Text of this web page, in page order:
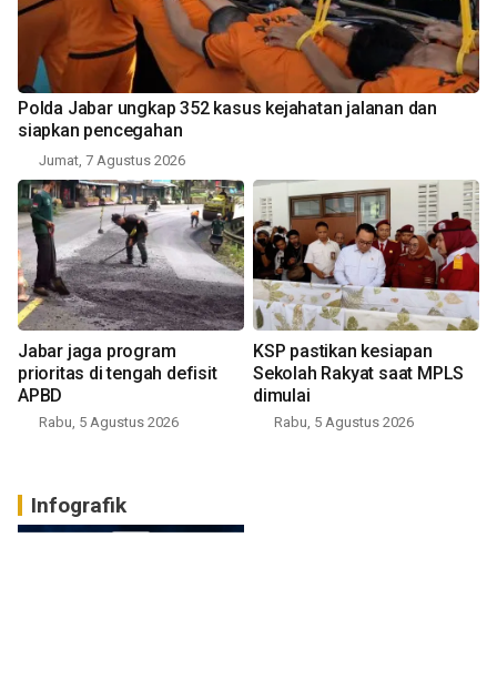
Polda Jabar ungkap 352 kasus kejahatan jalanan dan
siapkan pencegahan
Jumat, 7 Agustus 2026
Jabar jaga program
prioritas di tengah defisit
APBD
Rabu, 5 Agustus 2026
KSP pastikan kesiapan
Sekolah Rakyat saat MPLS
dimulai
Rabu, 5 Agustus 2026
Infografik